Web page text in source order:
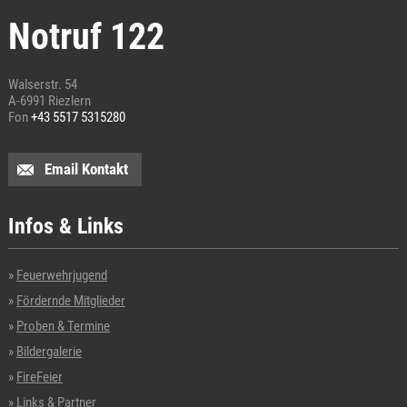
Notruf 122
Walserstr. 54
A-6991 Riezlern
Fon+43 5517 5315280
Email Kontakt
Infos & Links
Feuerwehrjugend
Fördernde Mitglieder
Proben & Termine
Bildergalerie
FireFeier
Links & Partner